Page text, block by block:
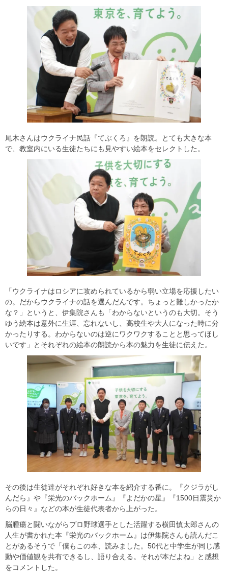
尾木さんはウクライナ民話『てぶくろ』を朗読。とても大きな本
で、教室内にいる生徒たちにも見やすい絵本をセレクトした。
「ウクライナはロシアに攻められているから弱い立場を応援したい
の。だからウクライナの話を選んだんです。ちょっと難しかったか
な？」というと、伊集院さんも「わからないというのも大切。そう
ゆう絵本は意外に生涯、忘れないし、高校生や大人になった時に分
かったりする。わからないのは逆にワクワクすることと思ってほし
いです」とそれぞれの絵本の朗読から本の魅力を生徒に伝えた。
その後は生徒達がそれぞれ好きな本を紹介する番に。『クジラがし
んだら』や『栄光のバックホーム』『よだかの星』『1500日震災か
らの日々』などの本が生徒代表者から上がった。
脳腫瘍と闘いながらプロ野球選手とした活躍する横田慎太郎さんの
人生が書かれた本『栄光のバックホーム』は伊集院さんも読んだこ
とがあるそうで「僕もこの本、読みました。50代と中学生が同じ感
動や価値観を共有できるし、語り合える。それが本だよね」と感想
をコメントした。